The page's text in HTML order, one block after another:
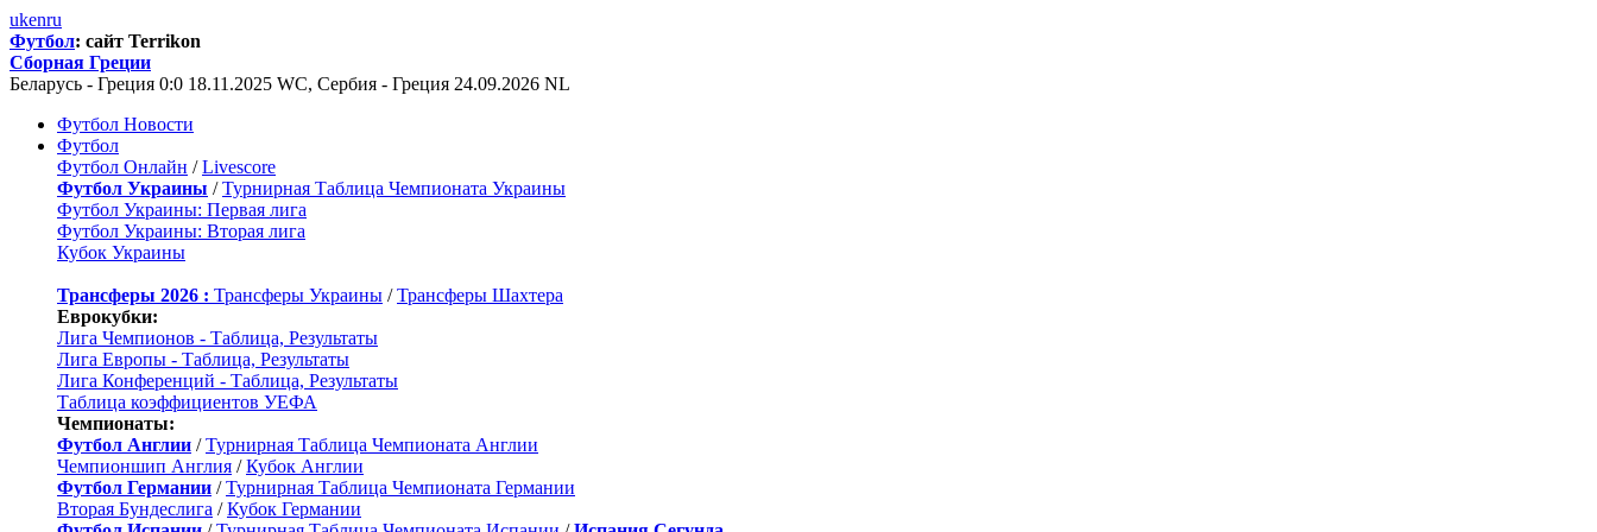
ukenru
Футбол: сайт Terrikon
Сборная Греции
Беларусь - Греция 0:0 18.11.2025 WC, Сербия - Греция 24.09.2026 NL
Футбол Новости
Футбол
Футбол Онлайн /Livescore
Футбол Украины /Турнирная Таблица Чемпионата Украины
Футбол Украины: Первая лига
Футбол Украины: Вторая лига
Кубок Украины
Трансферы 2026 : Трансферы Украины /Трансферы Шахтера
Еврокубки:
Лига Чемпионов - Таблица, Результаты
Лига Европы - Таблица, Результаты
Лига Конференций - Таблица, Результаты
Таблица коэффициентов УЕФА
Чемпионаты:
Футбол Англии /Турнирная Таблица Чемпионата Англии
Чемпионшип Англия /Кубок Англии
Футбол Германии /Турнирная Таблица Чемпионата Германии
Вторая Бундеслига /Кубок Германии